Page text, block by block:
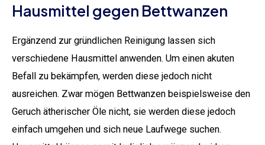
Hausmittel gegen Bettwanzen
Ergänzend zur gründlichen Reinigung lassen sich
verschiedene Hausmittel anwenden. Um einen akuten
Befall zu bekämpfen, werden diese jedoch nicht
ausreichen. Zwar mögen Bettwanzen beispielsweise den
Geruch ätherischer Öle nicht, sie werden diese jedoch
einfach umgehen und sich neue Laufwege suchen.